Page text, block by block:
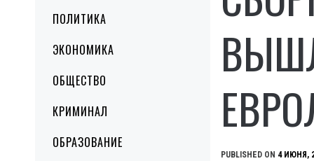
MenuПОЛИТИКА
ЭКОНОМИКА
ОБЩЕСТВО
КРИМИНАЛ
ОБРАЗОВАНИЕ
PUBLISHED ON 4 ИЮНЯ,